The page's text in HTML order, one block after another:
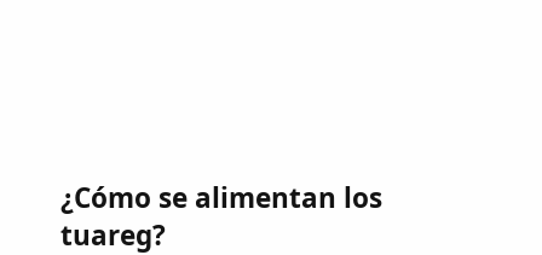
¿Cómo se alimentan los
tuareg?